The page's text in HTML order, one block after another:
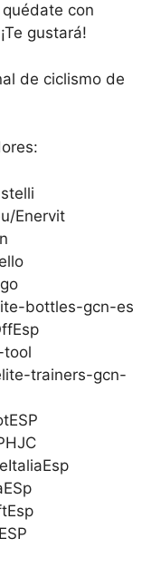
con
gustará!
de ciclismo de
Enervit
bottles-gcn-es
tool
trainers-gcn-